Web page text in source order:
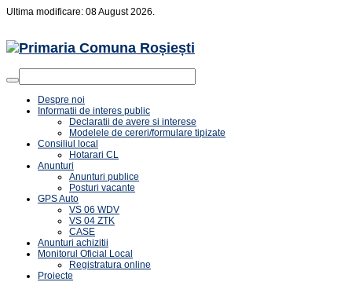
Ultima modificare: 08 August 2026.
Despre noi
Informatii de interes public
Declaratii de avere si interese
Modelele de cereri/formulare tipizate
Consiliul local
Hotarari CL
Anunturi
Anunturi publice
Posturi vacante
GPS Auto
VS 06 WDV
VS 04 ZTK
CASE
Anunturi achizitii
Monitorul Oficial Local
Registratura online
Proiecte